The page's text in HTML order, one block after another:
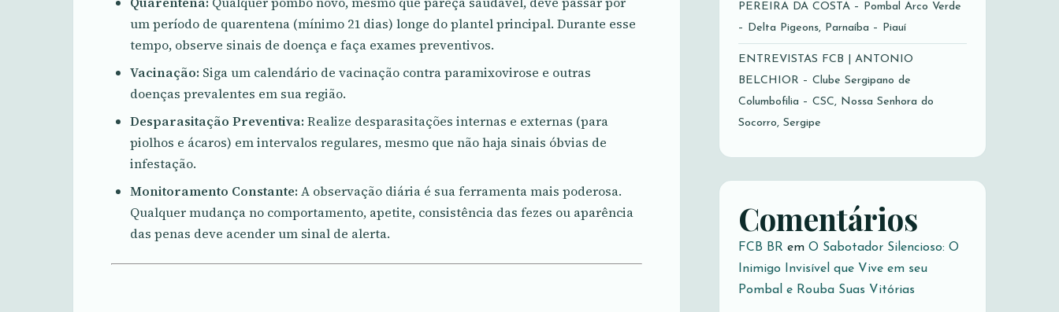
um período de quarentena (mínimo 21 dias) longe do plantel principal. Durante esse
tempo, observe sinais de doença e faça exames preventivos.
Vacinação: Siga um calendário de vacinação contra paramixovirose e outras
doenças prevalentes em sua região.
Desparasitação Preventiva: Realize desparasitações internas e externas (para
piolhos e ácaros) em intervalos regulares, mesmo que não haja sinais óbvias de
infestação.
Monitoramento Constante: A observação diária é sua ferramenta mais poderosa.
Qualquer mudança no comportamento, apetite, consistência das fezes ou aparência
das penas deve acender um sinal de alerta.
PEREIRA DA COSTA – Pombal Arco Verde
– Delta Pigeons, Parnaíba – Piauí
ENTREVISTAS FCB | ANTONIO
BELCHIOR – Clube Sergipano de
Columbofilia – CSC, Nossa Senhora do
Socorro, Sergipe
Comentários
FCB BR em O Sabotador Silencioso: O
Inimigo Invisível que Vive em seu
Pombal e Rouba Suas Vitórias